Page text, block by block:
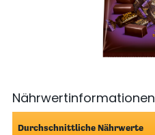
Nährwertinformationen
Durchschnittliche Nährwerte